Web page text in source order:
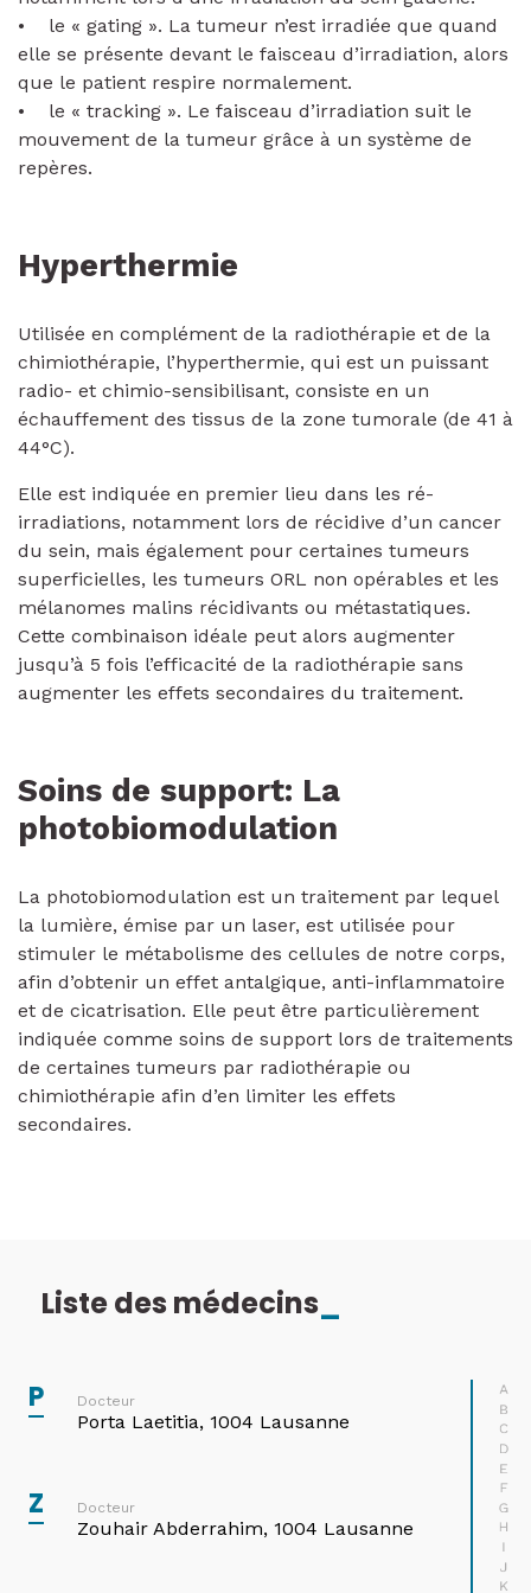
• le « gating ». La tumeur n’est irradiée que quand
elle se présente devant le faisceau d’irradiation, alors
que le patient respire normalement.
• le « tracking ». Le faisceau d’irradiation suit le
mouvement de la tumeur grâce à un système de
repères.
Hyperthermie
Utilisée en complément de la radiothérapie et de la
chimiothérapie, l’hyperthermie, qui est un puissant
radio- et chimio-sensibilisant, consiste en un
échauffement des tissus de la zone tumorale (de 41 à
44°C).
Elle est indiquée en premier lieu dans les ré-
irradiations, notamment lors de récidive d’un cancer
du sein, mais également pour certaines tumeurs
superficielles, les tumeurs ORL non opérables et les
mélanomes malins récidivants ou métastatiques.
Cette combinaison idéale peut alors augmenter
jusqu’à 5 fois l’efficacité de la radiothérapie sans
augmenter les effets secondaires du traitement.
Soins de support: La
photobiomodulation
La photobiomodulation est un traitement par lequel
la lumière, émise par un laser, est utilisée pour
stimuler le métabolisme des cellules de notre corps,
afin d’obtenir un effet antalgique, anti-inflammatoire
et de cicatrisation. Elle peut être particulièrement
indiquée comme soins de support lors de traitements
de certaines tumeurs par radiothérapie ou
chimiothérapie afin d’en limiter les effets
secondaires.
Liste des médecins
P Docteur
Porta Laetitia, 1004 Lausanne
Z Docteur
Zouhair Abderrahim, 1004 Lausanne
A
B
C
D
E
F
G
H
I
J
K